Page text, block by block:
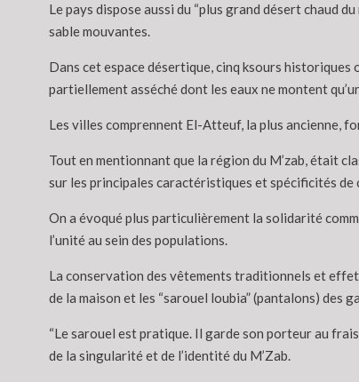
Le pays dispose aussi du “plus grand désert chaud
sable mouvantes.
Dans cet espace désertique, cinq ksours
partiellement asséché dont les eaux ne montent
Les villes comprennent El-Atteuf, la plus ancienne,
Tout en mentionnant que la région du M’zab, était
sur les principales caractéristiques et spécificités
On a évoqué plus particulièrement la solidarité
l’unité au sein des populations.
La conservation des vêtements traditionnels et
de la maison et les “sarouel loubia” (pantalons) des
“Le sarouel est pratique. Il garde son porteur au
de la singularité et de l’identité du M’Zab.